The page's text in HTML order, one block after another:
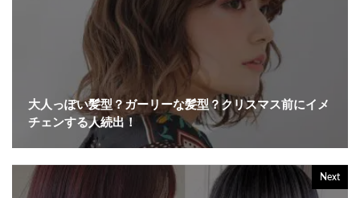
大人っぽい髪型？ガーリーな髪型？クリスマス前にイメ
チェンする人続出！
Next